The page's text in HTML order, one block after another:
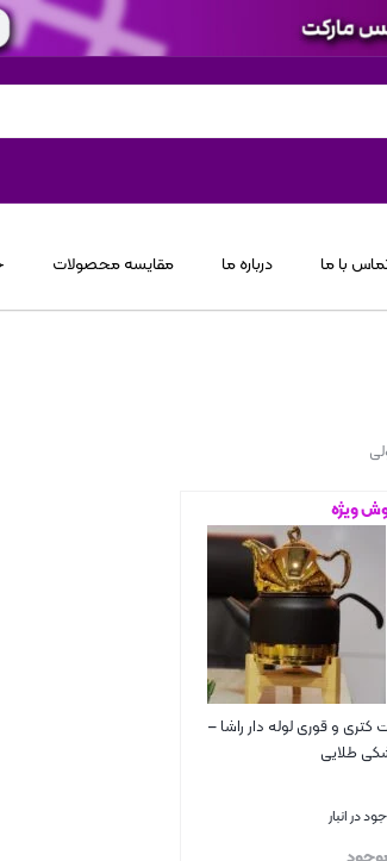
با ما درباره ما مقایسه محصولات
ویژه
و قوری لوله دار راشا –
طلایی
در انبار